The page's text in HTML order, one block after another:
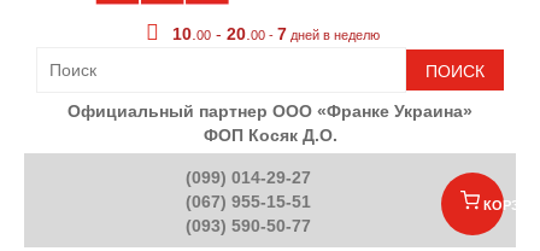
10 00 - 20 00 - 7 дней в неделю
ПОИСК
Официальный партнер ООО «Франке Украина»
ФОП Косяк Д.О.
(099) 014-29-27
(067) 955-15-51
(093) 590-50-77